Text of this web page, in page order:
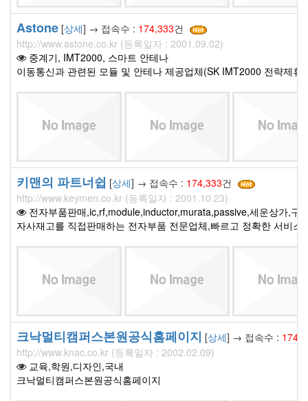
Astone [상세] → 접속수 : 174,333건
http://www.astone.co.kr (등록일자 : 2001.09.02)
중계기, IMT2000, 스마트 안테나
이동통신과 관련된 모듈 및 안테나 제공업체(SK IMT2000 전략제휴
키맨의 파트너쉽 [상세] → 접속수 : 174,333건
http://www.keymen.co.kr (등록일자 : 2001.10.23)
전자부품판매,ic,rf,module,inductor,murata,passive,세운상가,구
자사재고를 직접판매하는 전자부품 전문업체,빠르고 정확한 서비스
크낙멀티캠퍼스본원공식홈페이지 [상세] → 접속수 :
http://www.knac.co.kr (등록일자 : 2002.02.09)
교육,학원,디자인,국내
크낙멀티캠퍼스본원공식홈페이지